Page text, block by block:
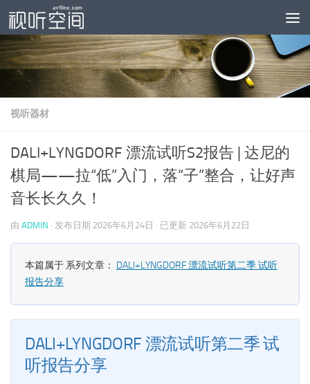
跳至内容
视听器材
DALI+LYNGDORF 漂流试听S2报告 | 达尼的
棋局——拉“低”入门，落“子”整合，让好声
音长长久久！
由 ADMIN · 发布日期 2026年6月24日 · 已更新 2026年6月22日
本篇属于 系列文章： DALI+LYNGDORF 漂流试听第二季 试听
报告分享
DALI+LYNGDORF 漂流试听第二季 试
听报告分享